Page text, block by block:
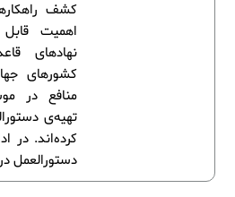
کشف
اهمیت
نهادهای
کشورهای
منافع در
تهیه‌ی
کرده‌اند. در
دستورالعمل